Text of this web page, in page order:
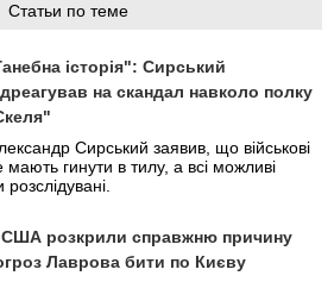
Статьи по теме
історія": Сирський
на скандал навколо полку
Сирський заявив, що військові
мають гинути в тилу, а всі можливі
розкрили справжню причину
Лаврова бити по Києву